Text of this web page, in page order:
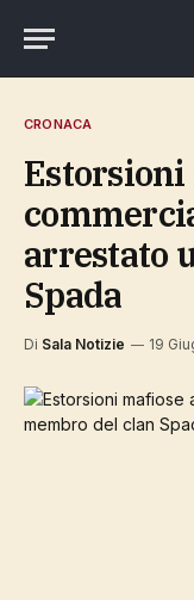
CRONACA
Estorsioni mafiose a
arrestato
Spada
Di Sala Notizie 19